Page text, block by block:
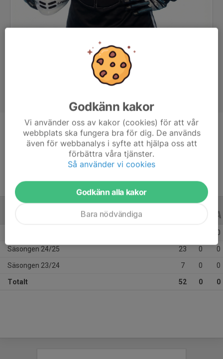
Position
-
11 år
ALLA ÅR
0
Säsongen 24/25 23 0 0
Säsongen 23/24 7 0 0
Totalt 52 0 0
Godkänn kakor
Vi använder oss av kakor (cookies) för att vår
webbplats ska fungera bra för dig. De används
även för webbanalys i syfte att hjälpa oss att
förbättra våra tjänster.
Så använder vi cookies
Godkänn alla kakor
Bara nödvändiga